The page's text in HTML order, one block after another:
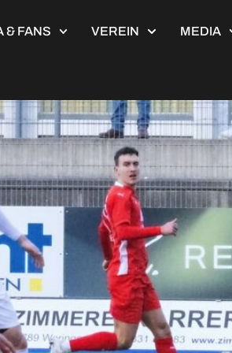
& FANS VEREIN MEDIA
– SV